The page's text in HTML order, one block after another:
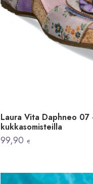
Laura Vita Daphneo 07
kukkasomisteilla
99,90 €